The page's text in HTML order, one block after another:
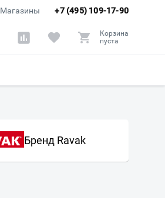
+7 (495) 109-17-90
Магазины
Корзина
пуста
Бренд Ravak